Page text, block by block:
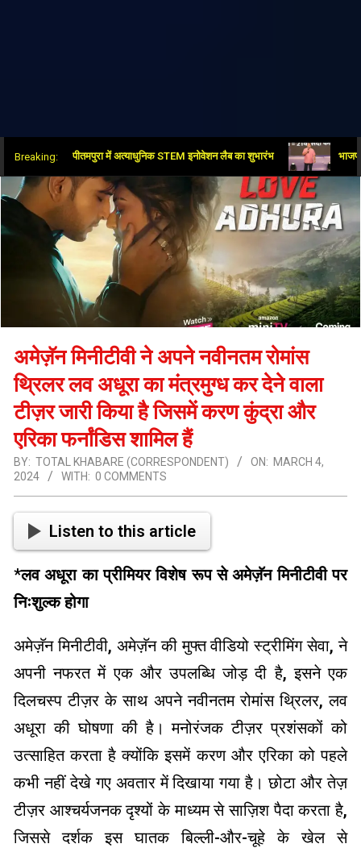
Breaking:
क्रांति: पीतमपुरा में अत्याधुनिक STEM इनोवेशन लैब का शुभारंभ भाजपा-
अमेज़ॅन मिनीटीवी ने अपने नवीनतम रोमांस
थ्रिलर लव अधूरा का मंत्रमुग्ध कर देने वाला
टीज़र जारी किया है जिसमें करण कुंद्रा और
एरिका फर्नांडिस शामिल हैं
BY: TOTAL KHABARE (CORRESPONDENT) ON: MARCH 4,
2024
WITH: 0 COMMENTS
Listen to this article
*लव अधूरा का प्रीमियर विशेष रूप से अमेज़ॅन मिनीटीवी पर
निःशुल्क होगा
अमेज़ॅन मिनीटीवी, अमेज़ॅन की मुफ्त वीडियो स्ट्रीमिंग सेवा, ने
अपनी नफरत में एक और उपलब्धि जोड़ दी है, इसने एक
दिलचस्प टीज़र के साथ अपने नवीनतम रोमांस थ्रिलर, लव
अधूरा की घोषणा की है। मनोरंजक टीज़र प्रशंसकों को
उत्साहित करता है क्योंकि इसमें करण और एरिका को पहले
कभी नहीं देखे गए अवतार में दिखाया गया है। छोटा और तेज़
टीज़र आश्चर्यजनक दृश्यों के माध्यम से साज़िश पैदा करता है,
जिससे दर्शक इस घातक बिल्ली-और-चूहे के खेल से